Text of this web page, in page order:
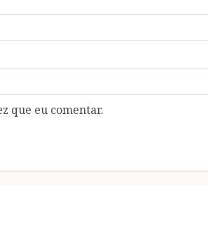
que eu comentar.